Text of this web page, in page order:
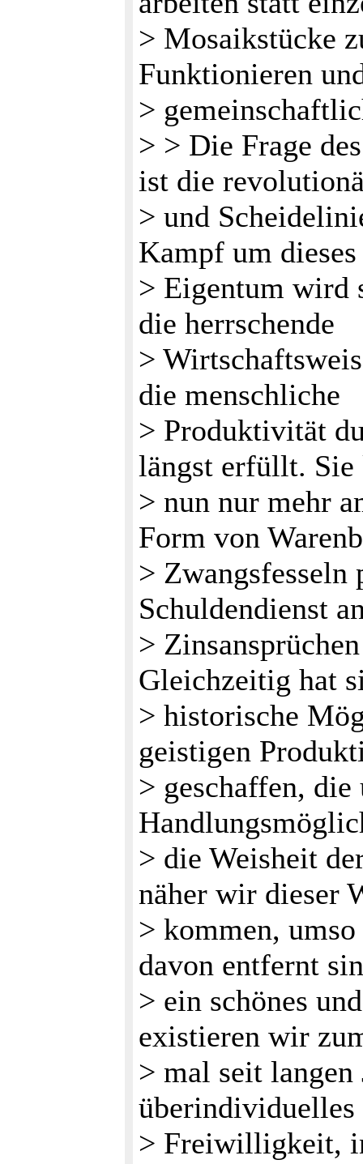
> Mosaikstücke
Funktionieren
>
> > Die Frage
ist die
> und
Kampf um
> Eigentum wird
die herrschende
>
die menschliche
> Produktivität
längst erfüllt. Sie
> nun nur mehr
Form von
>
Schuldendienst
>
Gleichzeitig hat
> historische
geistigen
> geschaffen, die
> die Weisheit
näher wir dieser
> kommen,
davon entfernt
> ein schönes
existieren wir
> mal seit langen
überindividuelles
> Freiwilligkeit,